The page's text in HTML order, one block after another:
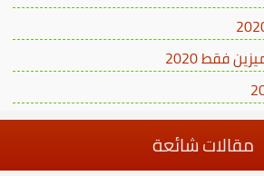
فقط 2020
مقالات شائعة